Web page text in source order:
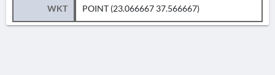
WKT POINT (23.066667 37.566667)